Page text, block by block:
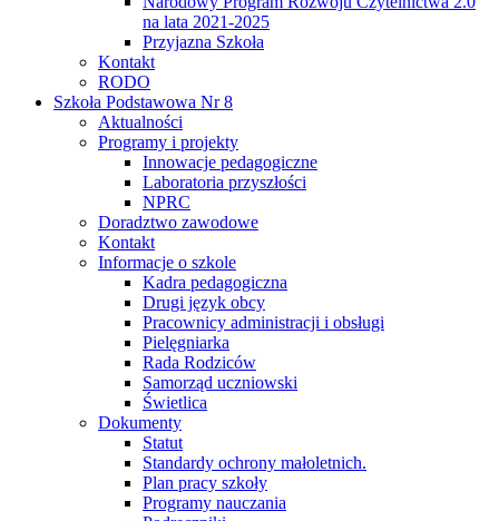
na lata 2021-2025
Przyjazna Szkoła
Kontakt
RODO
Szkoła Podstawowa Nr 8
Aktualności
Programy i projekty
Innowacje pedagogiczne
Laboratoria przyszłości
NPRC
Doradztwo zawodowe
Kontakt
Informacje o szkole
Kadra pedagogiczna
Drugi język obcy
Pracownicy administracji i obsługi
Pielęgniarka
Rada Rodziców
Samorząd uczniowski
Świetlica
Dokumenty
Statut
Standardy ochrony małoletnich.
Plan pracy szkoły
Programy nauczania